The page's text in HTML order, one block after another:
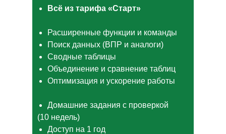
Всё из тарифа «Старт»
Расширенные функции и команды
Поиск данных (ВПР и аналоги)
Сводные таблицы
Объединение и сравнение таблиц
Оптимизация и ускорение работы
Домашние задания с проверкой
(10 недель)
Доступ на 1 год